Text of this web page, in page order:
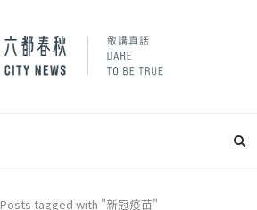
Posts tagged with "新冠疫苗"